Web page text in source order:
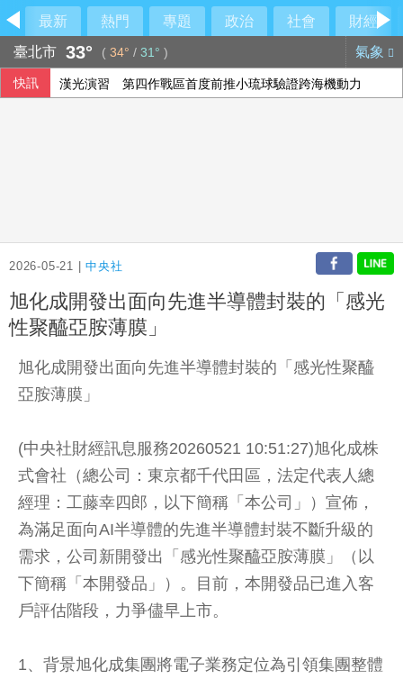
最新 熱門 專題 政治 社會
財經
臺北市 33° ( 34° / 31° ) 氣象
快訊 漢光演習 第四作戰區首度前推小琉球驗證跨海機動力
2026-05-21 |中央社
旭化成開發出面向先進半導體封裝的「感光
性聚醯亞胺薄膜」
旭化成開發出面向先進半導體封裝的「感光性聚醯
亞胺薄膜」
(中央社財經訊息服務20260521 10:51:27)旭化成株
式會社（總公司：東京都千代田區，法定代表人總
經理：工藤幸四郎，以下簡稱「本公司」）宣佈，
為滿足面向AI半導體的先進半導體封裝不斷升級的
需求，公司新開發出「感光性聚醯亞胺薄膜」（以
下簡稱「本開發品」）。目前，本開發品已進入客
戶評估階段，力爭儘早上市。
1、背景旭化成集團將電子業務定位為引領集團整體